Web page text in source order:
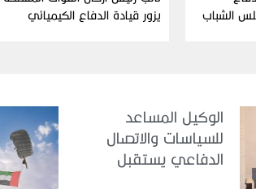
الشباب
يزور قيادة الدفاع الكيميائي
الوكيل المساعد
للسياسات والاتصال
الدفاعي يستقبل